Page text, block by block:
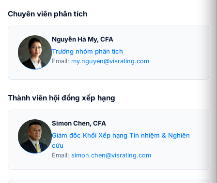
Chuyên viên phân tích
Nguyễn Hà My, CFA
Trưởng nhóm phân tích
Email: my.nguyen@visrating.com
Thành viên hội đồng xếp hạng
Simon Chen, CFA
Giám đốc Khối Xếp hạng Tín nhiệm & Nghiên
cứu
Email: simon.chen@visrating.com